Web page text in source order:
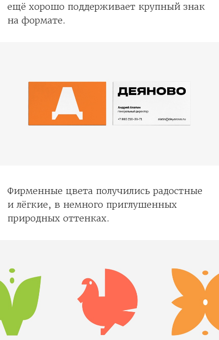
ещё хорошо поддерживает крупный знак
на формате.
Фирменные цвета получились радостные
и лёгкие, в немного приглушенных
природных оттенках.